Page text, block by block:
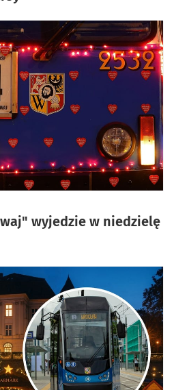
wyjedzie w niedzielę